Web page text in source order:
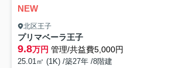
NEW
北区王子
プリマベーラ王子
9.8万円 管理/共益費5,000円
25.01㎡ (1K) /築27年 /8階建